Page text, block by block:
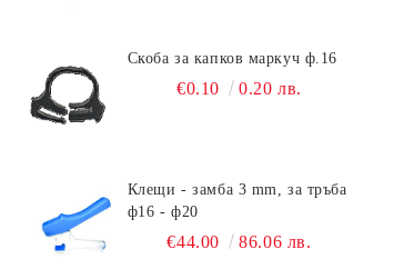
Скоба за капков маркуч ф.16
€0.10 0.20 лв.
Клещи - замба 3 mm, за тръба
ф16 - ф20
€44.00 86.06 лв.